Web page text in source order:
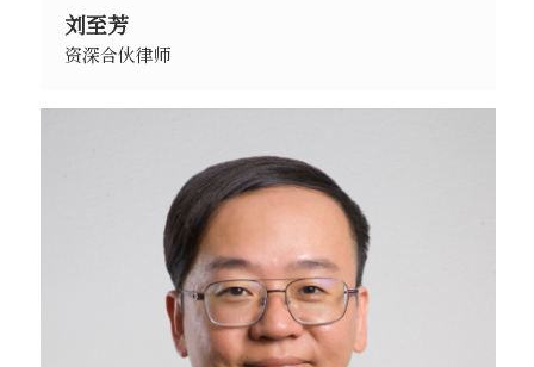
刘至芳
资深合伙律师